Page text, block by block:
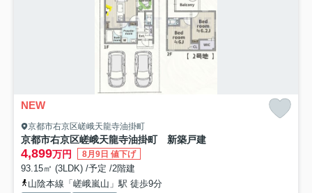
NEW
京都市右京区嵯峨天龍寺油掛町
京都市右京区嵯峨天龍寺油掛町 新築戸建
4,899万円 8月9日 値下げ
93.15㎡ (3LDK) /予定 /2階建
山陰本線「嵯峨嵐山」駅 徒歩9分